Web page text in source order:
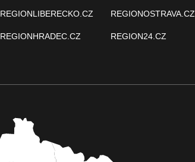
REGIONLIBERECKO.CZ
REGIONHRADEC.CZ
REGIONOSTRAVA.CZ
REGION24.CZ